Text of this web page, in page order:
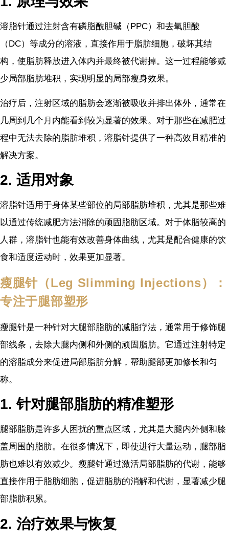
溶脂针通过注射含有磷脂酰胆碱（PPC）和去氧胆酸
（DC）等成分的溶液，直接作用于脂肪细胞，破坏其结
构，使脂肪释放进入体内并最终被代谢掉。这一过程能够减
少局部脂肪堆积，实现明显的局部瘦身效果。
治疗后，注射区域的脂肪会逐渐被吸收并排出体外，通常在
几周到几个月内能看到较为显著的效果。对于那些在减肥过
程中无法去除的脂肪堆积，溶脂针提供了一种高效且精准的
解决方案。
2. 适用对象
溶脂针适用于身体某些部位的局部脂肪堆积，尤其是那些难
以通过传统减肥方法消除的顽固脂肪区域。对于体脂较高的
人群，溶脂针也能有效改善身体曲线，尤其是配合健康的饮
食和适度运动时，效果更加显著。
瘦腿针（Leg Slimming Injections）：
专注于腿部塑形
瘦腿针是一种针对大腿部脂肪的减脂疗法，通常用于修饰腿
部线条，去除大腿内侧和外侧的顽固脂肪。它通过注射特定
的溶脂成分来促进局部脂肪分解，帮助腿部更加修长和匀
称。
1. 针对腿部脂肪的精准塑形
腿部脂肪是许多人困扰的重点区域，尤其是大腿内外侧和膝
盖周围的脂肪。在很多情况下，即使进行大量运动，腿部脂
肪也难以有效减少。瘦腿针通过激活局部脂肪的代谢，能够
直接作用于脂肪细胞，促进脂肪的消解和代谢，显著减少腿
部脂肪积累。
2. 治疗效果与恢复